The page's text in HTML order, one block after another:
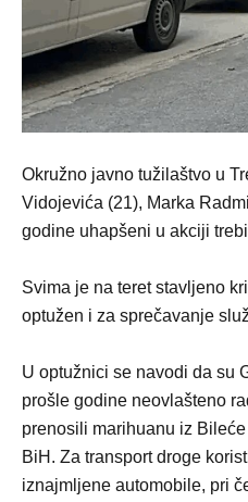
Okružno javno tužilaštvo u
Vidojevića (21), Marka
godine uhapšeni u akciji
Svima je na teret stavljeno
optužen i za sprečavanje
U optužnici se navodi da su
prošle godine neovlašteno
prenosili marihuanu iz
BiH. Za transport droge
iznajmljene automobile, pri